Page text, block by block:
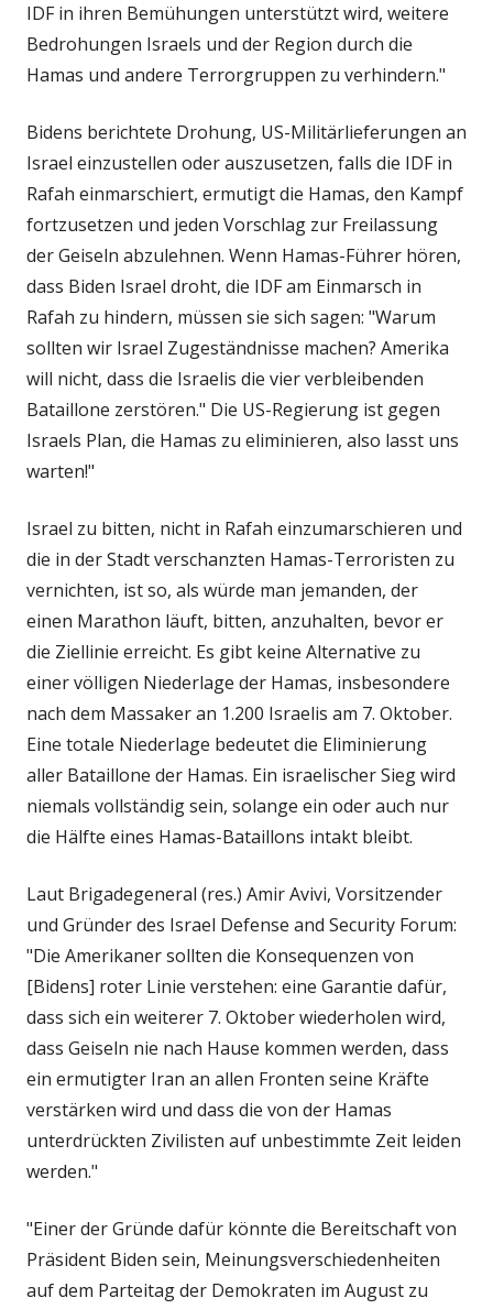
IDF in ihren Bemühungen unterstützt wird, weitere
Bedrohungen Israels und der Region durch die
Hamas und andere Terrorgruppen zu verhindern."
Bidens berichtete Drohung, US-Militärlieferungen an
Israel einzustellen oder auszusetzen, falls die IDF in
Rafah einmarschiert, ermutigt die Hamas, den Kampf
fortzusetzen und jeden Vorschlag zur Freilassung
der Geiseln abzulehnen. Wenn Hamas-Führer hören,
dass Biden Israel droht, die IDF am Einmarsch in
Rafah zu hindern, müssen sie sich sagen: "Warum
sollten wir Israel Zugeständnisse machen? Amerika
will nicht, dass die Israelis die vier verbleibenden
Bataillone zerstören." Die US-Regierung ist gegen
Israels Plan, die Hamas zu eliminieren, also lasst uns
warten!"
Israel zu bitten, nicht in Rafah einzumarschieren und
die in der Stadt verschanzten Hamas-Terroristen zu
vernichten, ist so, als würde man jemanden, der
einen Marathon läuft, bitten, anzuhalten, bevor er
die Ziellinie erreicht. Es gibt keine Alternative zu
einer völligen Niederlage der Hamas, insbesondere
nach dem Massaker an 1.200 Israelis am 7. Oktober.
Eine totale Niederlage bedeutet die Eliminierung
aller Bataillone der Hamas. Ein israelischer Sieg wird
niemals vollständig sein, solange ein oder auch nur
die Hälfte eines Hamas-Bataillons intakt bleibt.
Laut Brigadegeneral (res.) Amir Avivi, Vorsitzender
und Gründer des Israel Defense and Security Forum:
"Die Amerikaner sollten die Konsequenzen von
[Bidens] roter Linie verstehen: eine Garantie dafür,
dass sich ein weiterer 7. Oktober wiederholen wird,
dass Geiseln nie nach Hause kommen werden, dass
ein ermutigter Iran an allen Fronten seine Kräfte
verstärken wird und dass die von der Hamas
unterdrückten Zivilisten auf unbestimmte Zeit leiden
werden."
"Einer der Gründe dafür könnte die Bereitschaft von
Präsident Biden sein, Meinungsverschiedenheiten
auf dem Parteitag der Demokraten im August zu